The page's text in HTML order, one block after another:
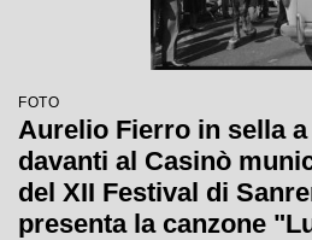
FOTO
Aurelio Fierro in sella
davanti al Casinò
del XII Festival di
presenta la canzone